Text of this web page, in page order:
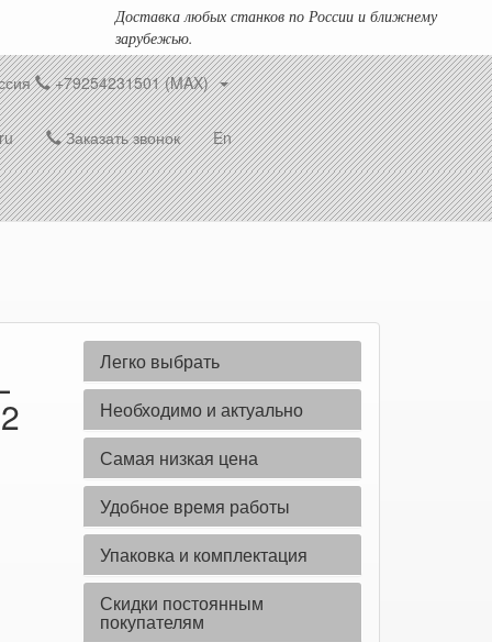
Доставка любых станков по России и ближнему
зарубежью.
+79254231501 (MAX)
Заказать звонок En
Легко выбрать
Необходимо и актуально
Самая низкая цена
Удобное время работы
Упаковка и комплектация
Скидки постоянным
покупателям